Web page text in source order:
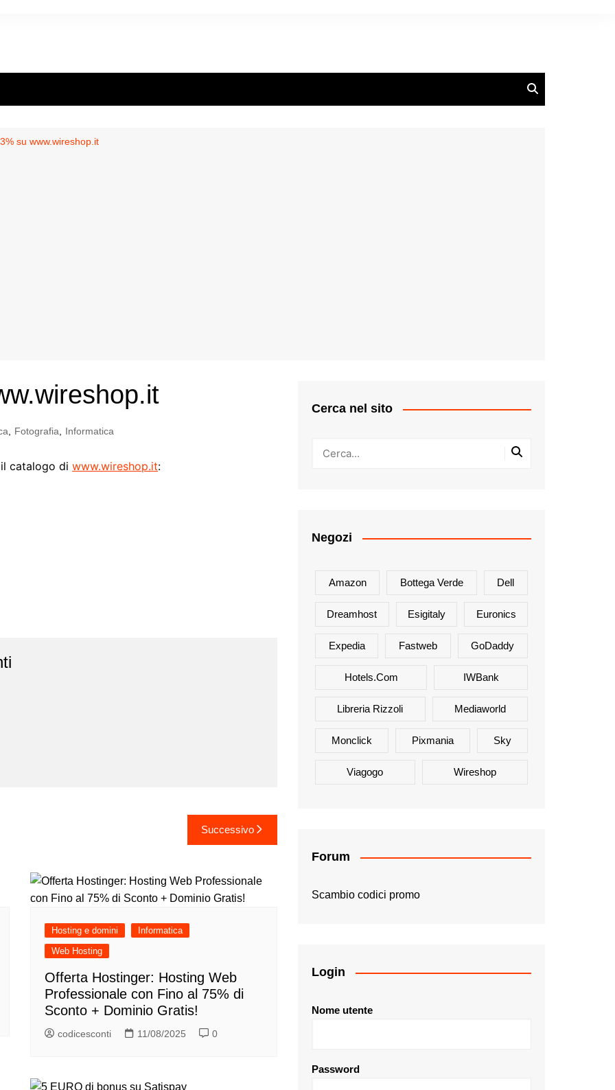
su www.wireshop.it
, Fotografia, Informatica
catalogo di www.wireshop.it:
Successivo
Hosting e domini
Informatica
Web Hosting
Offerta Hostinger: Hosting Web
Professionale con Fino al 75% di
Sconto + Dominio Gratis!
codicesconti 11/08/2025 0
Cerca nel sito
Negozi
Amazon Bottega Verde Dell
Dreamhost Esigitaly Euronics
Expedia Fastweb GoDaddy
Hotels.com IWBank
Libreria Rizzoli Mediaworld
Monclick Pixmania Sky
Viagogo Wireshop
Forum
Scambio codici promo
Login
Nome utente
Password